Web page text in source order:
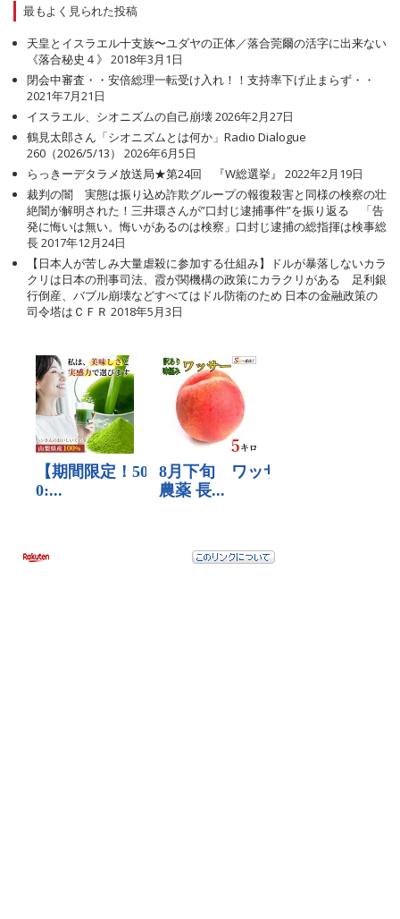
最もよく見られた投稿
天皇とイスラエル十支族〜ユダヤの正体／落合莞爾の活字に出来ない
《落合秘史４》 2018年3月1日
閉会中審査・・安倍総理一転受け入れ！！支持率下げ止まらず・・
2021年7月21日
イスラエル、シオニズムの自己崩壊2026年2月27日
鶴見太郎さん「シオニズムとは何か」Radio Dialogue
260（2026/5/13）
2026年6月5日
らっきーデタラメ放送局★第24回 『W総選挙』
2022年2月19日
裁判の闇 実態は振り込め詐欺グループの報復殺害と同様の検察の壮
絶闇が解明された！三井環さんが”口封じ逮捕事件”を振り返る 「告
発に悔いは無い。悔いがあるのは検察」口封じ逮捕の総指揮は検事総
長2017年12月24日
【日本人が苦しみ大量虐殺に参加する仕組み】ドルが暴落しないカラ
クリは日本の刑事司法、霞が関機構の政策にカラクリがある 足利銀
行倒産、バブル崩壊などすべてはドル防衛のため 日本の金融政策の
司令塔はＣＦＲ 2018年5月3日